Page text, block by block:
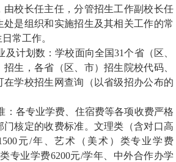
由校长任主任，分管招生工作副校长任
是组织和实施招生及其相关工作的常
常工作。
及计划数：学校面向全国31个省（区、
生，各省（区、市）招生院校代码、
在学校招生网查询（以省级招办公布的
：各专业学费、住宿费等各项收费严格
门核定的收费标准。文理类（含对口高
元/年、艺术（美术）类专业学费
专业学费6200元/学年、中外合作办学